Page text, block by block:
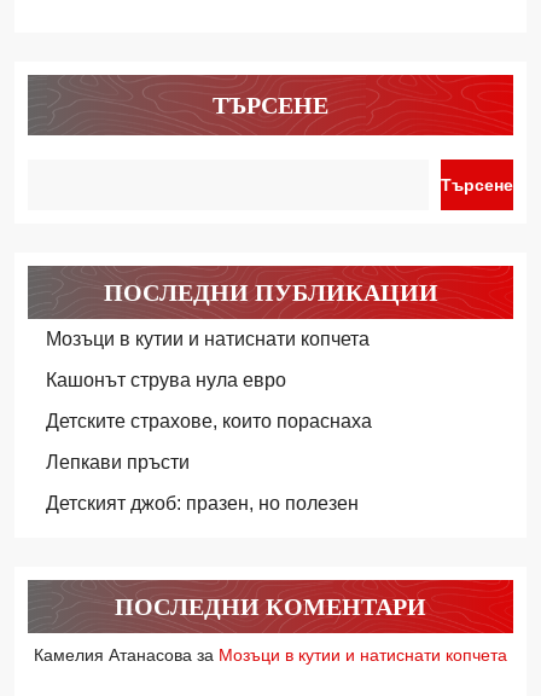
ТЪРСЕНЕ
Търсене
ПОСЛЕДНИ ПУБЛИКАЦИИ
Мозъци в кутии и натиснати копчета
Кашонът струва нула евро
Детските страхове, които пораснаха
Лепкави пръсти
Детският джоб: празен, но полезен
ПОСЛЕДНИ КОМЕНТАРИ
Камелия Атанасова за Мозъци в кутии и натиснати копчета